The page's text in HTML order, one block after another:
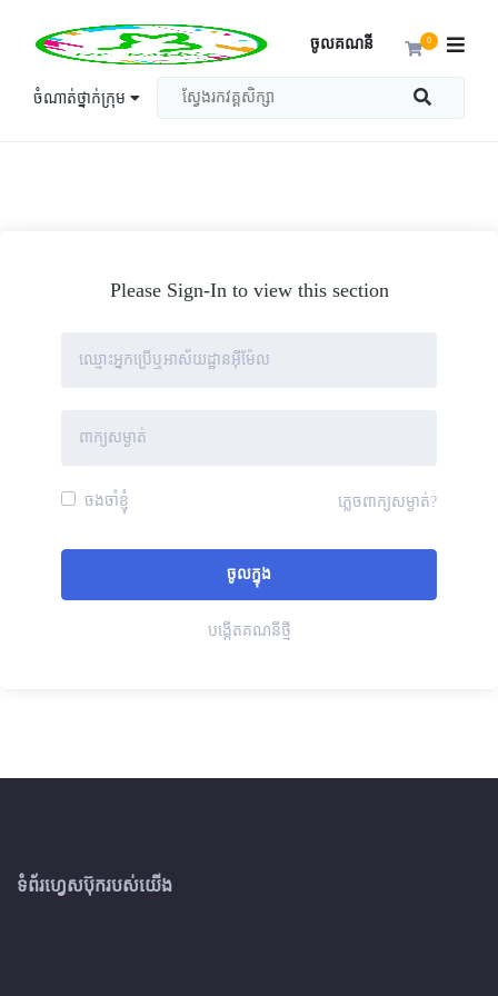
ចំណាត់ថ្នាក់ក្រុម
0
ចូលគណនី
Please Sign-In to view this section
ចងចាំខ្ញុំ ភ្លេចពាក្យសម្ងាត់?
បង្កើតគណនីថ្មី
ទំព័រហ្វេសប៊ុករបស់យើង